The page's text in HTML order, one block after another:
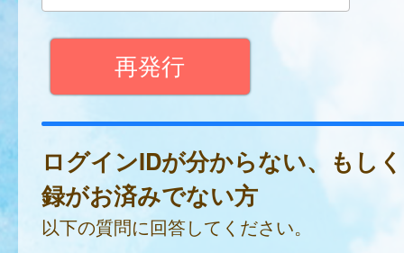
ログインIDが分からない、もし
録がお済みでない方
以下の質問に回答してください。